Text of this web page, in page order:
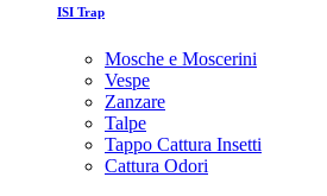
ISI Trap
Mosche e Moscerini
Vespe
Zanzare
Talpe
Tappo Cattura Insetti
Cattura Odori